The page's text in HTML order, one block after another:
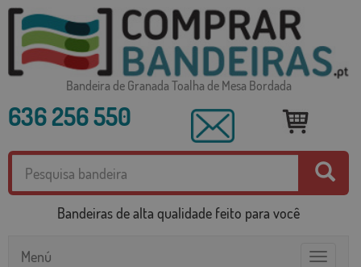
Bandeira de Granada Toalha de Mesa Bordada
636 256 550
Bandeiras de alta qualidade feito para você
Toggle
Menú